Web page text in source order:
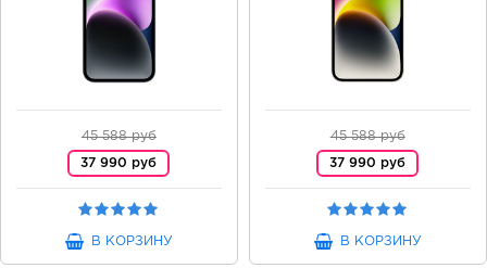
45 588 руб
37 990 руб
В КОРЗИНУ
45 588 руб
37 990 руб
В КОРЗИНУ